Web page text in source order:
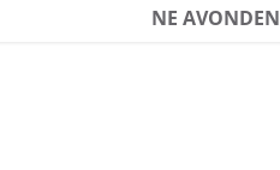
NE AVONDEN